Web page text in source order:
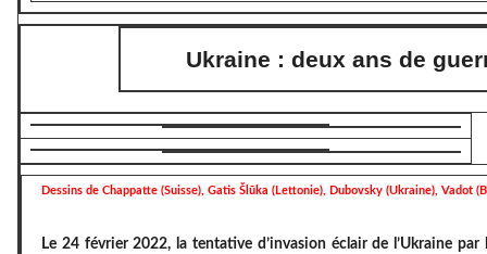
Ukraine : deux ans de
Dessins de Chappatte (Suisse), Gatis Šlūka (Lettonie), Dubovsky (Ukraine), Vadot
Le 24 février 2022, la tentative d’invasion éclair de l’Ukraine par